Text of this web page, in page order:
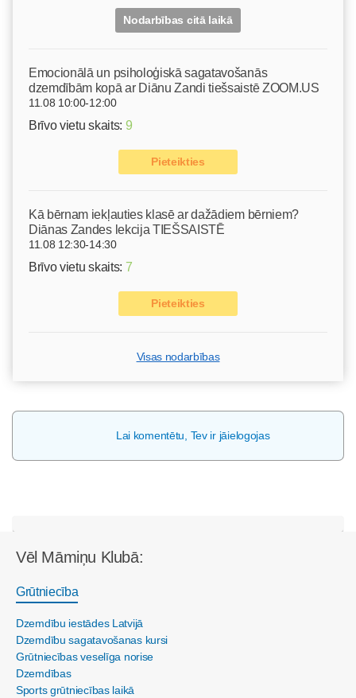
Nodarbības citā laikā
Emocionālā un psiholoģiskā sagatavošanās
dzemdībām kopā ar Diānu Zandi tiešsaistē ZOOM.US
11.08 10:00-12:00
Brīvo vietu skaits: 9
Pieteikties
Kā bērnam iekļauties klasē ar dažādiem bērniem?
Diānas Zandes lekcija TIEŠSAISTĒ
11.08 12:30-14:30
Brīvo vietu skaits: 7
Pieteikties
Visas nodarbības
Lai komentētu, Tev ir jāielogojas
Vēl Māmiņu Klubā:
Grūtniecība
Dzemdību iestādes Latvijā
Dzemdību sagatavošanas kursi
Grūtniecības veselīga norise
Dzemdības
Sports grūtniecības laikā